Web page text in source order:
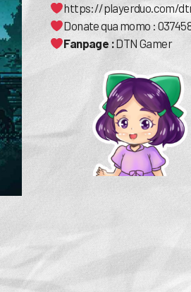
https://playerduo.com/
Donate qua momo :
Fanpage :DTN Gamer